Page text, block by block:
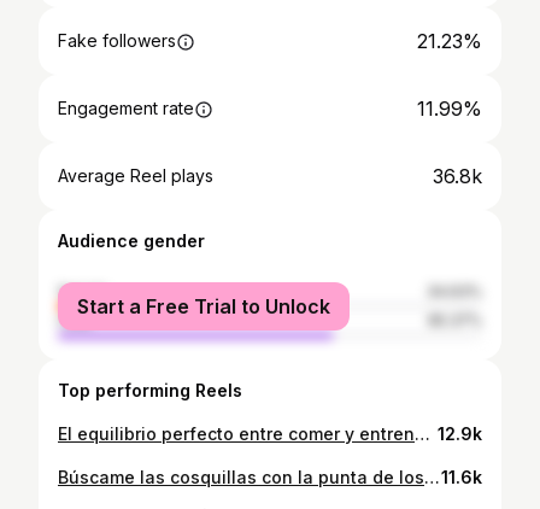
Fake followers 21.23%
Engagement rate 11.99%
Average Reel plays 36.8k
Audience gender
female
male
Start a Free Trial to Unlock
Top performing Reels
El equilibrio perfecto entre comer y entrenar 🍱 🍣 12.9k
Búscame las cosquillas con la punta de los dedos . . .11.6k